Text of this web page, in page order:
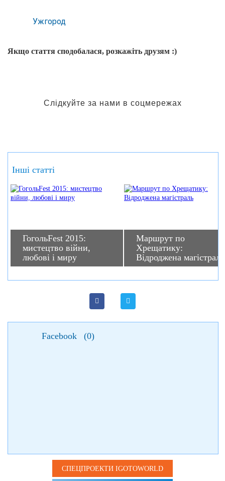
Ужгород
Якщо стаття сподобалася, розкажіть друзям :)
Слідкуйте за нами в соцмережах
Інші статті
ГогольFest 2015:
мистецтво війни,
любові і миру
Маршрут по
Хрещатику:
Відроджена магістраль
Facebook (0)
СПЕЦПРОЕКТИ IGOTOWORLD